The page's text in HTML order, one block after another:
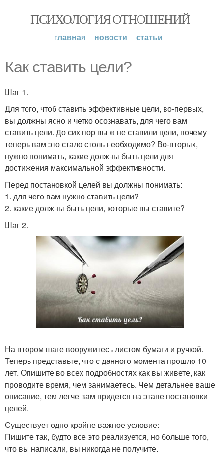
ПСИХОЛОГИЯ ОТНОШЕНИЙ
главная новости статьи
Как ставить цели?
Шаг 1.
Для того, чтоб ставить эффективные цели, во-первых,
вы должны ясно и четко осознавать, для чего вам
ставить цели. До сих пор вы ж не ставили цели, почему
теперь вам это стало столь необходимо? Во-вторых,
нужно понимать, какие должны быть цели для
достижения максимальной эффективности.
Перед постановкой целей вы должны понимать:
1. для чего вам нужно ставить цели?
2. какие должны быть цели, которые вы ставите?
Шаг 2.
На втором шаге вооружитесь листом бумаги и ручкой.
Теперь представьте, что с данного момента прошло 10
лет. Опишите во всех подробностях как вы живете, как
проводите время, чем занимаетесь. Чем детальнее ваше
описание, тем легче вам придется на этапе постановки
целей.
Существует одно крайне важное условие:
Пишите так, будто все это реализуется, но больше того,
что вы написали, вы никогда не получите.